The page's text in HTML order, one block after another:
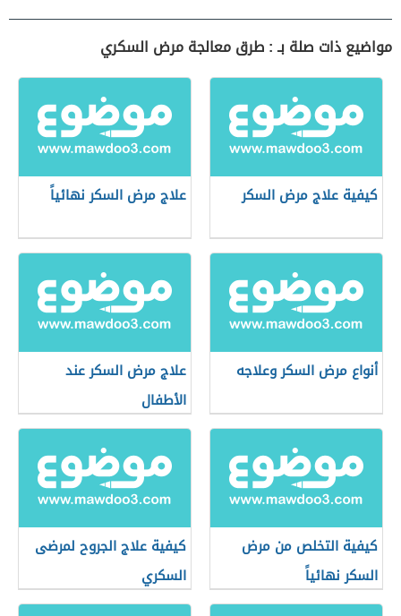
مواضيع ذات صلة بـ : طرق معالجة مرض السكري
كيفية علاج مرض السكر علاج مرض السكر نهائياً
أنواع مرض السكر وعلاجه
علاج مرض السكر عند
الأطفال
كيفية التخلص من مرض
السكر نهائياً
كيفية علاج الجروح لمرضى
السكري